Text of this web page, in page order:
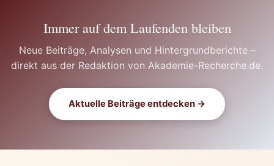
Immer auf dem Laufenden bleiben
Neue Beiträge, Analysen und Hintergrundberichte –
direkt aus der Redaktion von Akademie-Recherche.de.
Aktuelle Beiträge entdecken →